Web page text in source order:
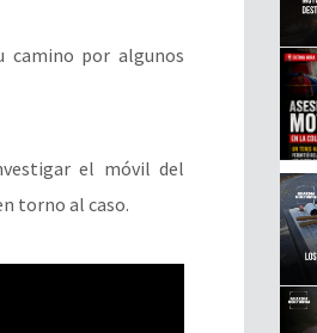
camino por algunos
el móvil del
torno al caso.